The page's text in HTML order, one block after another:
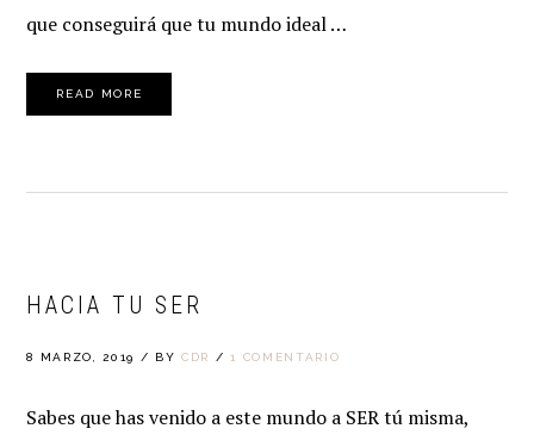
que conseguirá que tu mundo ideal …
READ MORE
HACIA TU SER
8 MARZO, 2019 / BYCDR / 1 COMENTARIO
Sabes que has venido a este mundo a SER tú misma,